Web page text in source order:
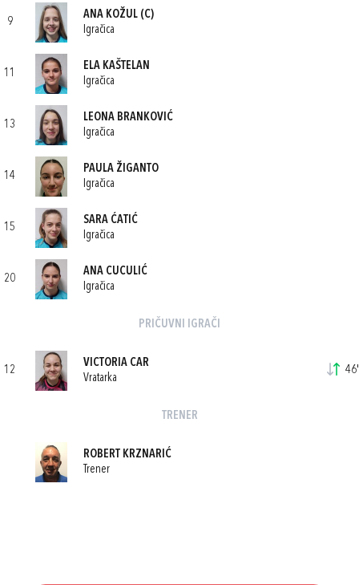
9
ANA KOŽUL (C)
Igračica
11
ELA KAŠTELAN
Igračica
13
LEONA BRANKOVIĆ
Igračica
14
PAULA ŽIGANTO
Igračica
15
SARA ĆATIĆ
Igračica
20
ANA CUCULIĆ
Igračica
PRIČUVNI IGRAČI
12
VICTORIA CAR
Vratarka
46'
TRENER
ROBERT KRZNARIĆ
Trener